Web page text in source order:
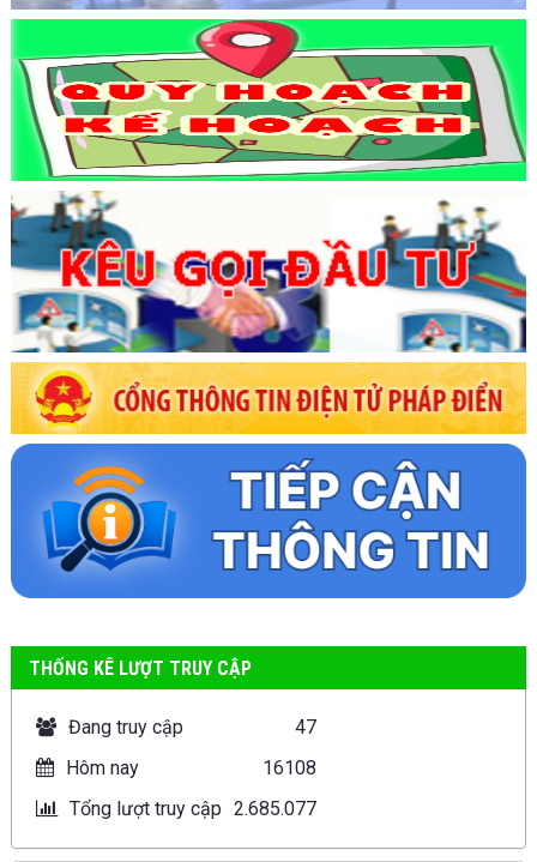
THỐNG KÊ LƯỢT TRUY CẬP
Đang truy cập
47
Hôm nay
16108
Tổng lượt truy cập 2.685.077